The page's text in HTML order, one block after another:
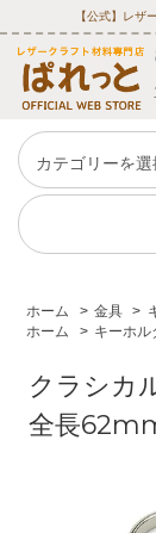
【公式】レザ
ホーム > 金具 >
ホーム
> キーホル
クラシカ
全長